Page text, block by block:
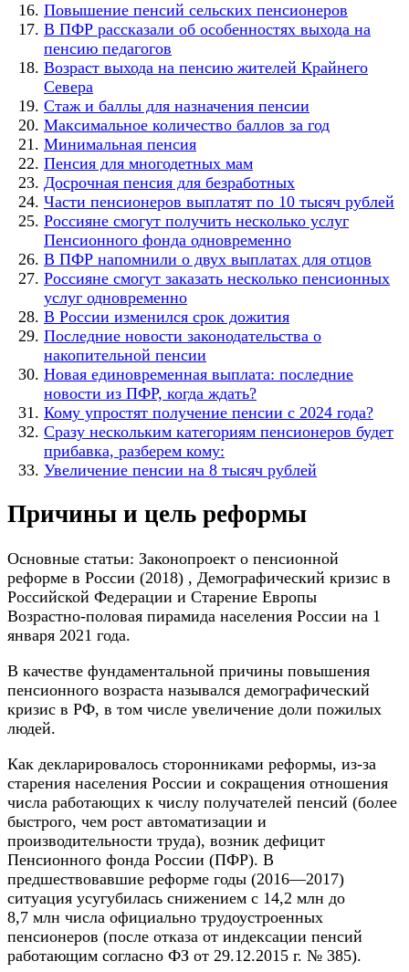
Повышение пенсий сельских пенсионеров
В ПФР рассказали об особенностях выхода на
пенсию педагогов
Возраст выхода на пенсию жителей Крайнего
Севера
Стаж и баллы для назначения пенсии
Максимальное количество баллов за год
Минимальная пенсия
Пенсия для многодетных мам
Досрочная пенсия для безработных
Части пенсионеров выплатят по 10 тысяч рублей
Россияне смогут получить несколько услуг
Пенсионного фонда одновременно
В ПФР напомнили о двух выплатах для отцов
Россияне смогут заказать несколько пенсионных
услуг одновременно
В России изменился срок дожития
Последние новости законодательства о
накопительной пенсии
Новая единовременная выплата: последние
новости из ПФР, когда ждать?
Кому упростят получение пенсии с 2024 года?
Сразу нескольким категориям пенсионеров будет
прибавка, разберем кому:
Увеличение пенсии на 8 тысяч рублей
Причины и цель реформы
Основные статьи: Законопроект о пенсионной
реформе в России (2018) , Демографический кризис в
Российской Федерации и Старение Европы
Возрастно-половая пирамида населения России на 1
января 2021 года.
В качестве фундаментальной причины повышения
пенсионного возраста назывался демографический
кризис в РФ, в том числе увеличение доли пожилых
людей.
Как декларировалось сторонниками реформы, из-за
старения населения России и сокращения отношения
числа работающих к числу получателей пенсий (более
быстрого, чем рост автоматизации и
производительности труда), возник дефицит
Пенсионного фонда России (ПФР). В
предшествовавшие реформе годы (2016—2017)
ситуация усугубилась снижением с 14,2 млн до
8,7 млн числа официально трудоустроенных
пенсионеров (после отказа от индексации пенсий
работающим согласно ФЗ от 29.12.2015 г. № 385).